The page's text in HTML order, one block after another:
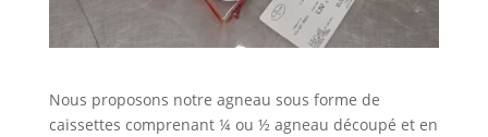
Nous proposons notre agneau sous forme de
caissettes comprenant ¼ ou ½ agneau découpé et en